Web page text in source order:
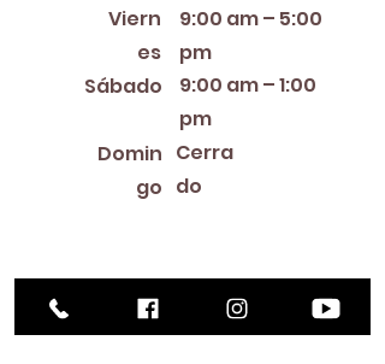
Viern
es
Sábado
Domin
go
9:00 am – 1:00
pm
9:00 am – 5:00
pm
Cerra
do
New Year's Day ~ Martin Luther King, Jr. Day ~
President's Day ~ Good Friday ~ Easter ~